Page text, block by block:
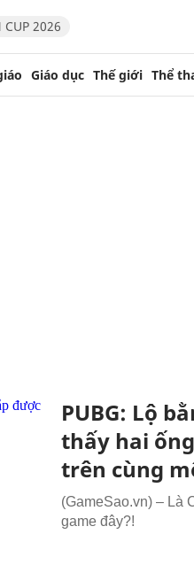
CUP 2026
Giáo dục Thế giới Thể
PUBG: Lộ
thấy hai
trên cùng
(GameSao.vn) – Là
game đây?!